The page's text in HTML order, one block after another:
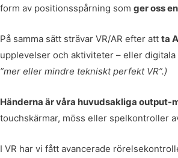
form av positionsspårning som ger oss
På samma sätt strävar VR/AR efter att ta
upplevelser och aktiviteter – eller
”mer eller mindre tekniskt perfekt VR”.)
Händerna är våra huvudsakliga
touchskärmar, möss eller spelkontroller
I VR har vi fått avancerade